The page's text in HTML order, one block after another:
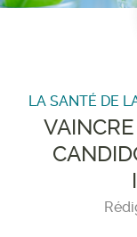
LA SANTÉ DE